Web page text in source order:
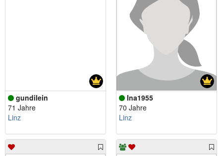
gundilein
71 Jahre
Linz
Ina1955
70 Jahre
Linz